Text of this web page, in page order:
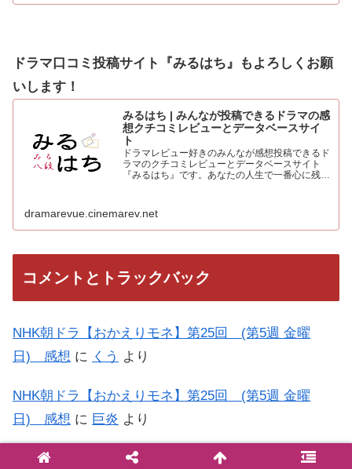
ドラマ口コミ投稿サイト『みるはち』もよろしくお願
いします！
みるはち | みんなが投稿できるドラマの感
想クチコミレビューとデータベースサイ
ト
ドラマレビュー好きのみんなが感想投稿できるド
ラマのクチコミレビューとデータベースサイト
『みるはち』です。あなたの人生で一番心に残っ
dramarevue.cinemarev.net
コメントとトラックバック
NHK朝ドラ【おかえりモネ】第25回 (第5週 金曜
日) 感想 に くう より
NHK朝ドラ【おかえりモネ】第25回 (第5週 金曜
日) 感想 に 巨炎 より
NHK朝ドラ【おかえりモネ】第15回 (第3週 金曜